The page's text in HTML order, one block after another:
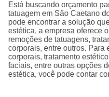
Está buscando orçamento
tatuagem em São Caetano
pode encontrar a solução
estética, a empresa oferece
remoções de tatuagens,
corporais, entre outros. Para
corporais, tratamento
faciais, entre outras opções
estética, você pode contar